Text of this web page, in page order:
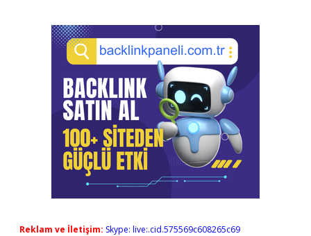
Reklam ve İletişim: Skype: live:.cid.575569c608265c69